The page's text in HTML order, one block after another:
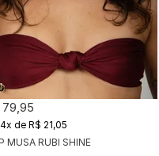
MUSA RUBI SHINE
79,95
4x de R$ 21,05